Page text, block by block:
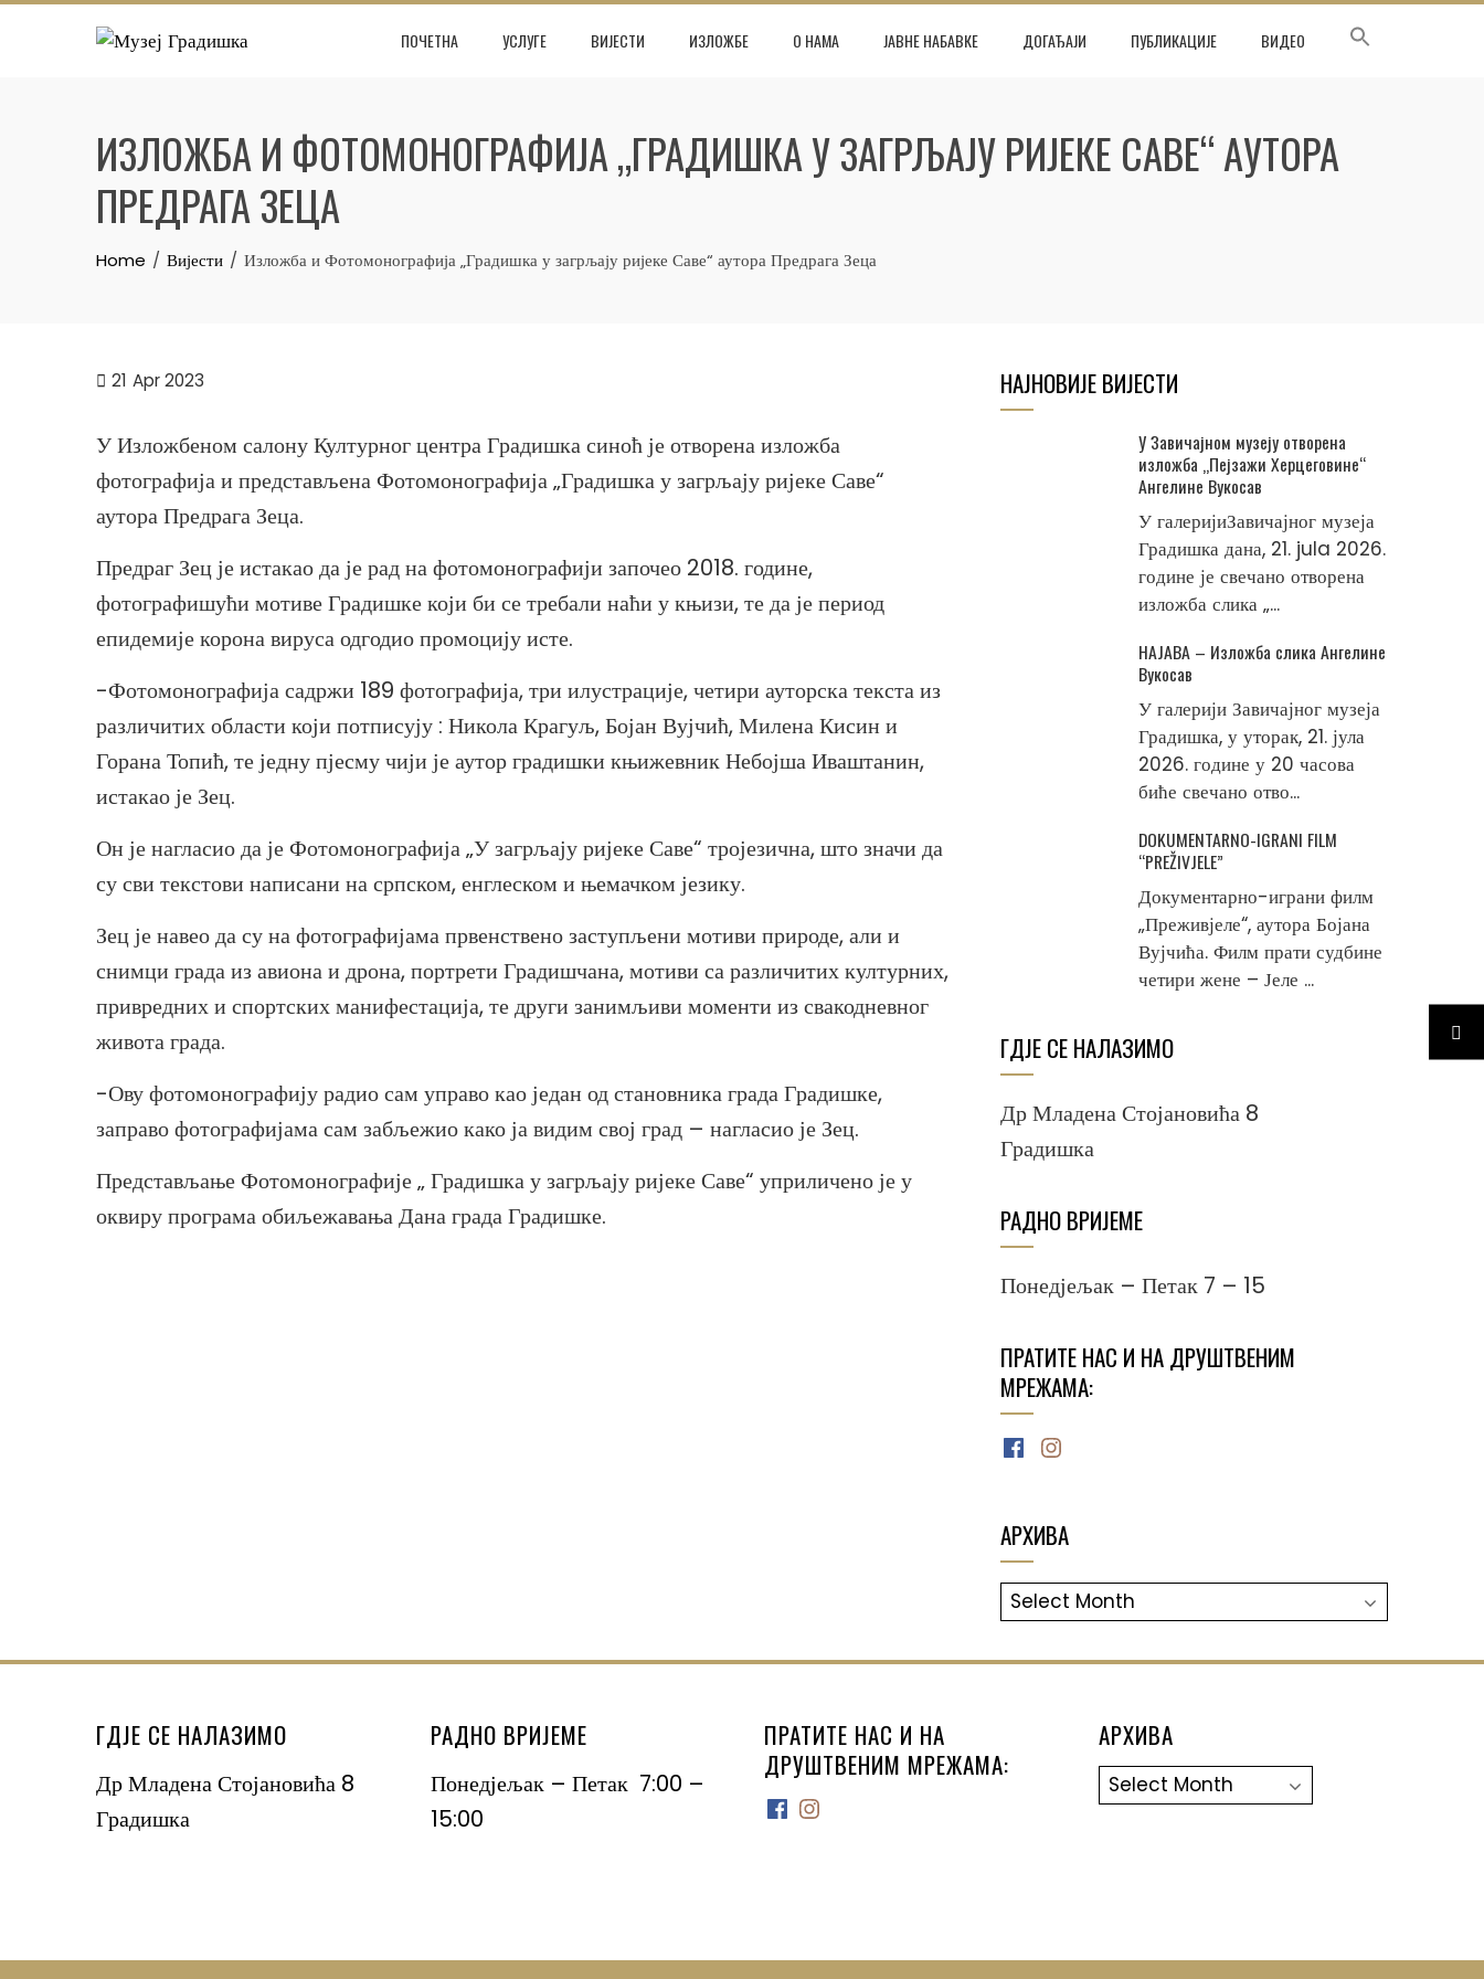
Skip
ПОЧЕТНА УСЛУГЕ ВИЈЕСТИ ИЗЛОЖБЕ О НАМА ЈАВНЕ НАБАВКЕ ДОГАЂАЈИ ПУБЛИКАЦИЈЕ ВИДЕО
ИЗЛОЖБА И ФОТОМОНОГРАФИЈА „ГРАДИШКА У ЗАГРЉАЈУ РИЈЕКЕ САВЕ“ АУТОРА
ПРЕДРАГА ЗЕЦА
Home Вијести Изложба и Фотомонографија „Градишка у загрљају ријеке Саве“ аутора Предрага Зеца
21 Apr 2023
У Изложбеном салону Културног центра Градишка синоћ је отворена изложба
фотографија и представљена Фотомонографија „Градишка у загрљају ријеке Саве“
аутора Предрага Зеца.
Предраг Зец је истакао да је рад на фотомонографији започео 2018. године,
фотографишући мотиве Градишке који би се требали наћи у књизи, те да је период
епидемије корона вируса одгодио промоцију исте.
-Фотомонографија садржи 189 фотографија, три илустрације, четири ауторска текста из
различитих области који потписују : Никола Крагуљ, Бојан Вујчић, Милена Кисин и
Горана Топић, те једну пјесму чији је аутор градишки књижевник Небојша Иваштанин,
истакао је Зец.
Он је нагласио да је Фотомонографија „У загрљају ријеке Саве“ тројезична, што значи да
су сви текстови написани на српском, енглеском и њемачком језику.
Зец је навео да су на фотографијама првенствено заступљени мотиви природе, али и
снимци града из авиона и дрона, портрети Градишчана, мотиви са различитих културних,
привредних и спортских манифестација, те други занимљиви моменти из свакодневног
живота града.
-Ову фотомонографију радио сам управо као један од становника града Градишке,
заправо фотографијама сам забљежио како ја видим свој град – нагласио је Зец.
Представљање Фотомонографије „ Градишка у загрљају ријеке Саве“ уприличено је у
оквиру програма обиљежавања Дана града Градишке.
НАЈНОВИЈЕ ВИЈЕСТИ
У Завичајном музеју отворена
изложба „Пејзажи Херцеговине“
Ангелине Вукосав
У галеријиЗавичајног музеја
Градишка дана, 21. jula 2026.
године је свечано отворена
изложба слика „...
НАЈАВА – Изложба слика Ангелине
Вукосав
У галерији Завичајног музеја
Градишка, у уторак, 21. јула
2026. године у 20 часова
биће свечано отво...
DOKUMENTARNO-IGRANI FILM
“PREŽIVJELE”
Документарно-играни филм
„Преживјеле“, аутора Бојана
Вујчића. Филм прати судбине
четири жене – Јеле ...
ГДЈЕ СЕ НАЛАЗИМО
Др Младена Стојановића 8
Градишка
РАДНО ВРИЈЕМЕ
Понедјељак – Петак 7 – 15
ПРАТИТЕ НАС И НА ДРУШТВЕНИМ
МРЕЖАМА:
Facebook
Instagram
АРХИВА
АРХИВА
ГДЈЕ СЕ НАЛАЗИМО
Др Младена Стојановића 8
Градишка
РАДНО ВРИЈЕМЕ
Понедјељак – Петак 7:00 –
15:00
ПРАТИТЕ НАС И НА
ДРУШТВЕНИМ МРЕЖАМА:
Facebook
Instagram
АРХИВА
Архива